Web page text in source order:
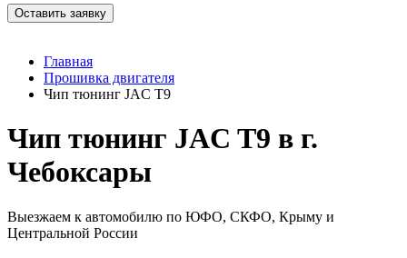
Оставить заявку
Главная
Прошивка двигателя
Чип тюнинг JAC T9
Чип тюнинг JAC T9 в г.
Чебоксары
Выезжаем к автомобилю по ЮФО, СКФО, Крыму и
Центральной России